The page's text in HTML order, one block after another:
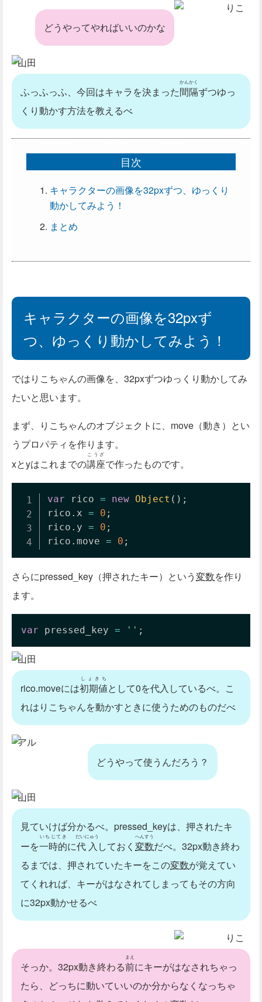
りこ
どうやってやればいいのかな
山田
ふっふっふ、今回はキャラを決まった間隔
かんかく
ずつゆっ
くり動かす方法を教えるべ
目次
キャラクターの画像を32pxずつ、ゆっくり
動かしてみよう！
まとめ
キャラクターの画像を32pxず
つ、ゆっくり動かしてみよう！
ではりこちゃんの画像を、32pxずつゆっくり動かしてみ
たいと思います。
まず、りこちゃんのオブジェクトに、move（動き）とい
うプロパティを作ります。
xとyはこれまでの講座
こうざ
で作ったものです。
var rico = new Object ( ) ;
rico . x = 0 ;
rico . y = 0 ;
rico . move = 0 ;
さらにpressed_key（押されたキー）という変数を作り
ます。
var pressed_key = '' ;
山田
rico.moveには初期値
しょきち
として0を代入しているべ。こ
れはりこちゃんを動かすときに使うためのものだべ
アル
どうやって使うんだろう？
山田
見ていけば分かるべ。pressed_keyは、押されたキ
ーを一時的
いちじてき
に代入
だいにゅう
しておく 変数
へんすう
だべ。32px動き終わ
るまでは、押されていたキーをこの変数が覚えてい
てくれれば、キーがはなされてしまってもその方向
に32px動かせるべ
りこ
そっか。32px動き終わる前
まえ
にキーがはなされちゃっ
たら、どっちに動いていいのか分からなくなっちゃ